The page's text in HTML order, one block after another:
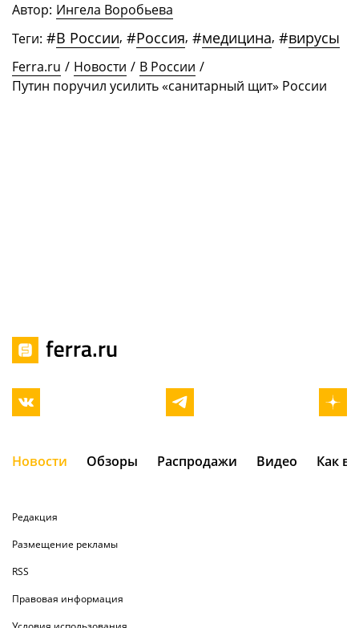
Автор: Ингела Воробьева
Теги: #В России, #Россия, #медицина, #вирусы
Ferra.ru / Новости / В России /
Путин поручил усилить «санитарный щит» России
Новости Обзоры Распродажи Видео Как
Редакция
Размещение рекламы
RSS
Правовая информация